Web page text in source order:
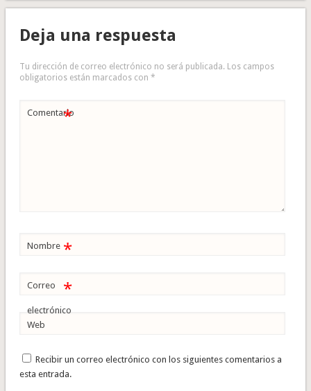
Deja una respuesta
Tu dirección de correo electrónico no será publicada. Los campos
obligatorios están marcados con *
Comentario
*
Nombre *
Correo
electrónico
*
Web
Recibir un correo electrónico con los siguientes comentarios a
esta entrada.